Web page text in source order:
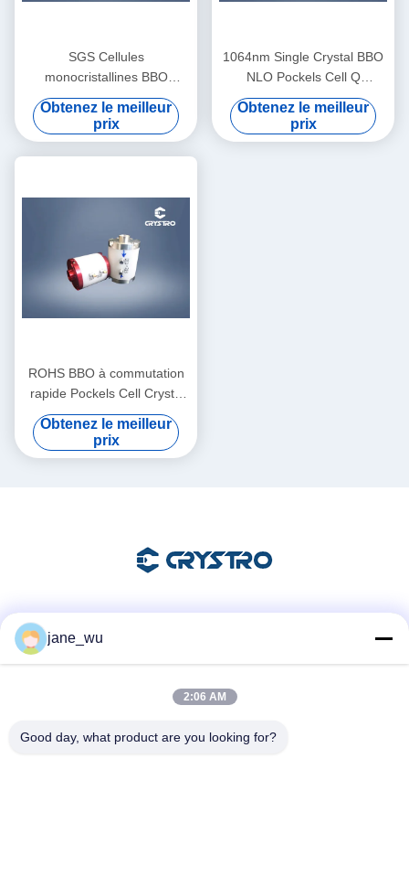
SGS Cellules
monocristallines BBO
Pockels Transmission UV
Faible bruit acoustique
Obtenez le meilleur
prix
1064nm Single Crystal BBO
NLO Pockels Cell Q
Commutateur pour le dépôt
de cavité
Obtenez le meilleur
prix
ROHS BBO à commutation
rapide Pockels Cell Crysta
optique non linéaire
Obtenez le meilleur
prix
jane_wu
2:06 AM
Good day, what product are you looking for?